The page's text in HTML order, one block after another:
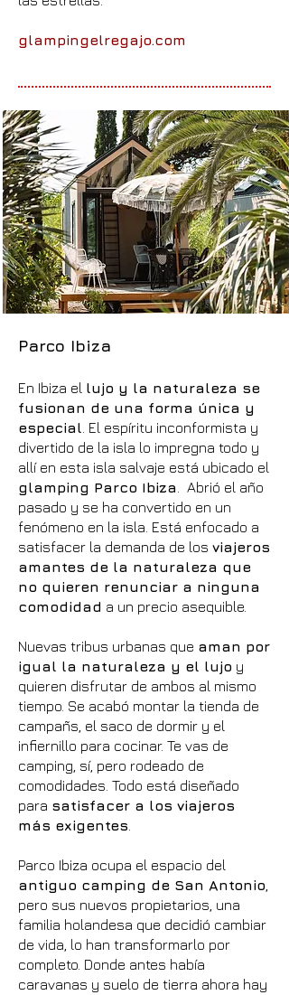
glampingelregajo.com
Parco Ibiza
En Ibiza el lujo y la naturaleza se
fusionan de una forma única y
especial . El espíritu inconformista y
divertido de la isla lo impregna todo y
allí en esta isla salvaje está ubicado el
glamping Parco Ibiza
. Abrió el año
pasado y se ha convertido en un
fenómeno en la isla. Está enfocado a
satisfacer la demanda de los viajeros
amantes de la naturaleza que
no quieren renunciar a ninguna
comodidad a un precio asequible.
Nuevas tribus urbanas que aman por
igual la naturaleza y el lujo y
quieren disfrutar de ambos al mismo
tiempo. Se acabó montar la tienda de
campañs, el saco de dormir y el
infiernillo para cocinar. Te vas de
camping, sí, pero rodeado de
comodidades. Todo está diseñado
para satisfacer a los viajeros
más exigentes
Parco Ibiza ocupa el espacio del
antiguo camping de San Antonio
pero sus nuevos propietarios, una
familia holandesa que decidió cambiar
de vida, lo han transformarlo por
completo. Donde antes había
caravanas y suelo de tierra ahora hay